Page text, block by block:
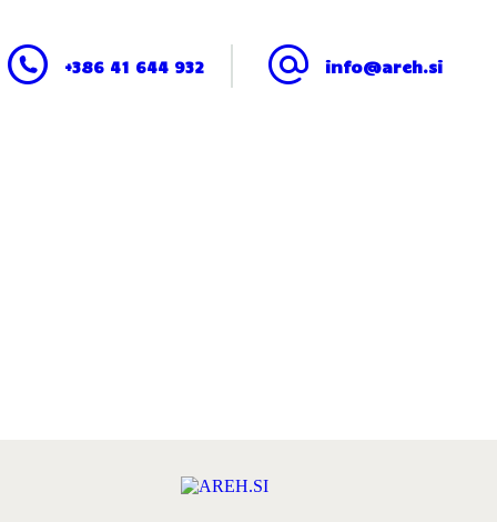
+386 41 644 932 info@areh.si